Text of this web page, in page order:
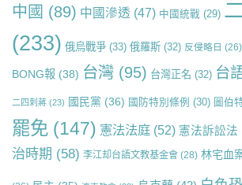
中國 (89) 中國滲透 (47) 中國統戰 (29)
(233) 俄烏戰爭 (33) 俄羅斯 (32) 反侵略日 (26)
BONG報 (38) 台灣 (95) 台灣正名 (32) 台
二四刺蔣 (23) 國民黨 (36) 國防特別條例 (30) 圖伯
罷免 (147) 憲法法庭 (52) 憲法訴訟法
治時期 (58) 李江却台語文教基金會 (28) 林宅血